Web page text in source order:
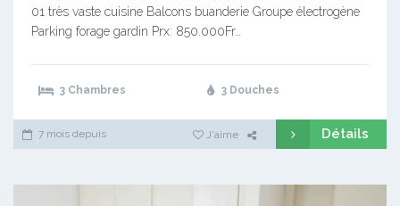
01 très vaste cuisine Balcons buanderie Groupe électrogène
Parking forage gardin Prx: 850.000Fr…
3 Chambres 3 Douches
7 mois depuis J'aime Détails